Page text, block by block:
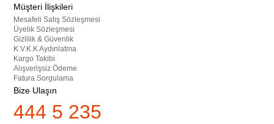
Müşteri İlişkileri
Mesafeli Satış Sözleşmesi
Üyelik Sözleşmesi
Gizlilik & Güvenlik
K.V.K.K Aydınlatma
Kargo Takibi
Alışverişsiz Ödeme
Fatura Sorgulama
Bize Ulaşın
444 5 235